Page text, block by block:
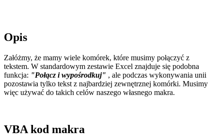
Opis
Załóżmy, że mamy wiele komórek, które musimy połączyć z
tekstem. W standardowym zestawie Excel znajduje się podobna
funkcja: "Połącz i wypośrodkuj" , ale podczas wykonywania unii
pozostawia tylko tekst z najbardziej zewnętrznej komórki. Musimy
więc używać do takich celów naszego własnego makra.
VBA kod makra